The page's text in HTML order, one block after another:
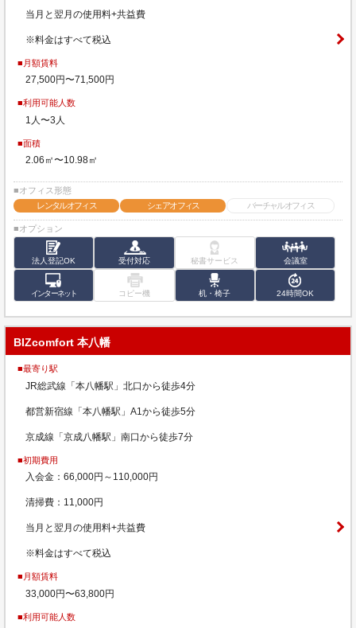
当月と翌月の使用料+共益費
※料金はすべて税込
■月額賃料
27,500円〜71,500円
■利用可能人数
1人〜3人
■面積
2.06㎡〜10.98㎡
■オフィス形態
レンタルオフィス
シェアオフィス バーチャルオフィス
■オプション
法人登記OK 受付対応 秘書サービス 会議室
インターネット コピー機 机・椅子 24時間OK
BIZcomfort 本八幡
■最寄り駅
JR総武線「本八幡駅」北口から徒歩4分
都営新宿線「本八幡駅」A1から徒歩5分
京成線「京成八幡駅」南口から徒歩7分
■初期費用
入会金：66,000円～110,000円
清掃費：11,000円
当月と翌月の使用料+共益費
※料金はすべて税込
■月額賃料
33,000円〜63,800円
■利用可能人数